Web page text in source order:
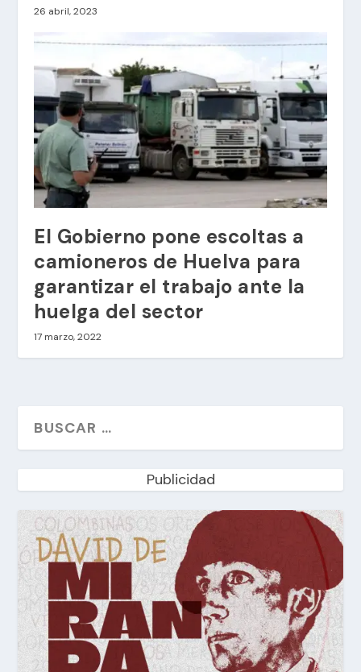
26 abril, 2023
El Gobierno pone escoltas a
camioneros de Huelva para
garantizar el trabajo ante la
huelga del sector
17 marzo, 2022
Publicidad